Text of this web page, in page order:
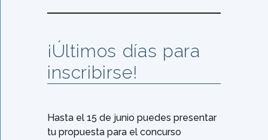
¡Últimos días para
inscribirse!
Hasta el 15 de junio puedes presentar
tu propuesta para el concurso